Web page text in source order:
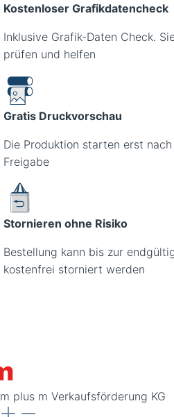
Kostenloser Grafikdatencheck
Inklusive Grafik-Daten Check.
prüfen und helfen
Gratis Druckvorschau
Die Produktion starten erst
Freigabe
Stornieren ohne Risiko
Bestellung kann bis zur
kostenfrei storniert werden
m plus m Verkaufsförderung KG